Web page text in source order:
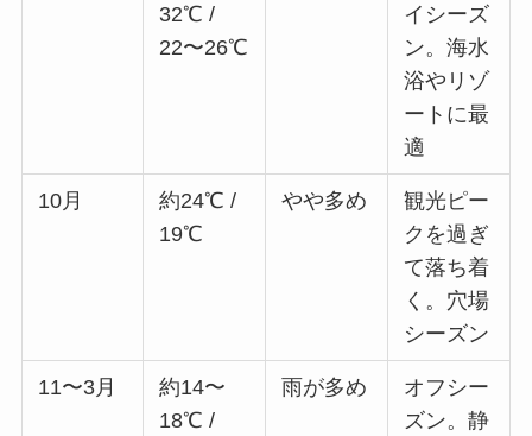
32℃ /
22〜26℃
イシーズ
ン。海水
浴やリゾ
ートに最
適
10月
約24℃ /
19℃
やや多め
観光ピー
クを過ぎ
て落ち着
く。穴場
シーズン
11〜3月
約14〜
18℃ /
雨が多め
オフシー
ズン。静